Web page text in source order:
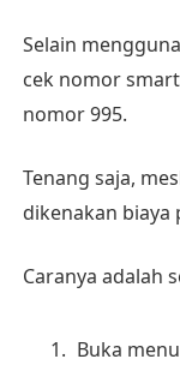
Selain
cek nomor
nomor 995.
Tenang saja,
dikenakan biaya
Caranya adalah
Buka